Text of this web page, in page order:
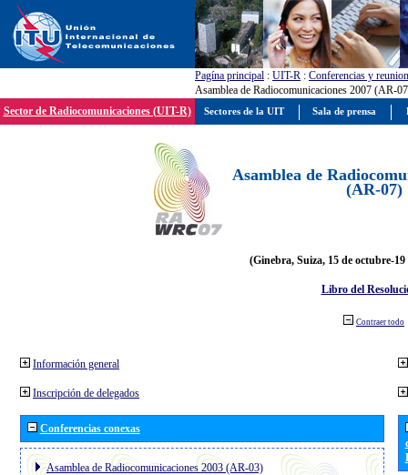
Pagína principal : UIT-R : Conferencias y
Asamblea de Radiocomunicaciones 2007 (AR-
Sector de Radiocomunicaciones (UIT-R)
Asamblea de
(AR-07)
(Ginebra, Suiza, 15 de octubre-19
Libro del
Contraer todo
Información general
Inscripción de delegados
Conferencias conexas
Asamblea de Radiocomunicaciones 2003 (AR-03)
Sectores de la UIT Sala de prensa